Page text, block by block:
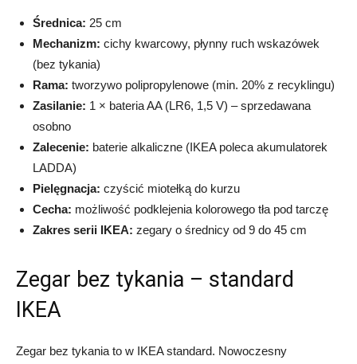
Średnica: 25 cm
Mechanizm: cichy kwarcowy, płynny ruch wskazówek
(bez tykania)
Rama: tworzywo polipropylenowe (min. 20% z recyklingu)
Zasilanie: 1 × bateria AA (LR6, 1,5 V) – sprzedawana
osobno
Zalecenie: baterie alkaliczne (IKEA poleca akumulatorek
LADDA)
Pielęgnacja: czyścić miotełką do kurzu
Cecha: możliwość podklejenia kolorowego tła pod tarczę
Zakres serii IKEA: zegary o średnicy od 9 do 45 cm
Zegar bez tykania – standard
IKEA
Zegar bez tykania to w IKEA standard. Nowoczesny